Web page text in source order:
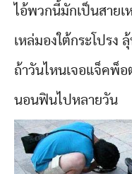
ไอ้พวกนี้มักเป็นสาย
เหล่มองใต้กระโปรง
ถ้าวันไหนเจอแจ็คพ็อ
นอนฟินไปหลายวัน